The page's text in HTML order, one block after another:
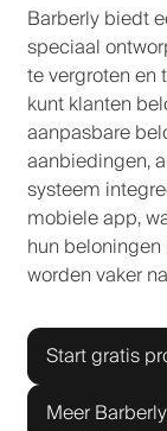
Barberly biedt
speciaal
te vergroten en
kunt klanten
aanpasbare
aanbiedingen,
systeem
mobiele app,
hun
worden vaker
Start gratis
Meer